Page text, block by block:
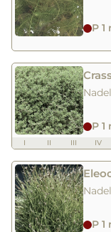
P
P
I II III IV
P